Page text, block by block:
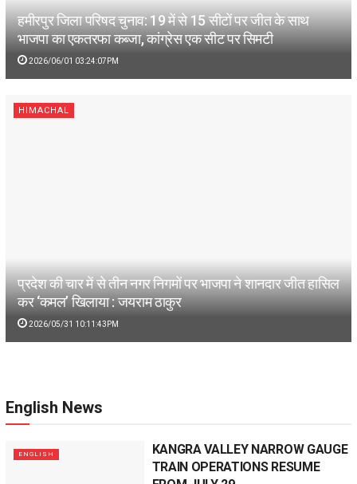
हमीरपुर जिला परिषद चुनाव: 19 में से 15 सीटों पर जीत के साथ
भाजपा का एकतरफा कब्जा, कांग्रेस एक सीट पर सिमटी
2026/06/01 03:24:07PM
HIMACHAL
प्रदेश की चार में से तीन नगर निगमों पर भाजपा ने शानदार जीत हासिल
कर ‘कमल’ खिलाया : जयराम ठाकुर
2026/05/31 10:11:43PM
English News
ENGLISH
KANGRA VALLEY NARROW GAUGE
TRAIN OPERATIONS RESUME